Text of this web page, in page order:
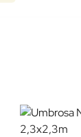
maar